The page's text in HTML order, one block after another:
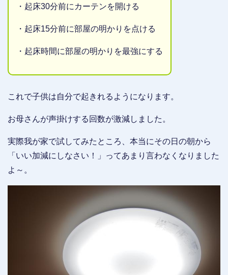
・起床30分前にカーテンを開ける
・起床15分前に部屋の明かりを点ける
・起床時間に部屋の明かりを最強にする
これで子供は自分で起きれるようになります。
お母さんが声掛けする回数が激減しました。
実際我が家で試してみたところ、本当にその日の朝から
「いい加減にしなさい！」ってあまり言わなくなりました
よ～。